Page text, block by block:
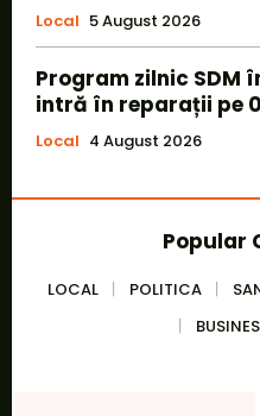
Local 5 August 2026
Program zilnic SDM
intră în reparații pe
Local 4 August 2026
Popular
LOCAL POLITICA